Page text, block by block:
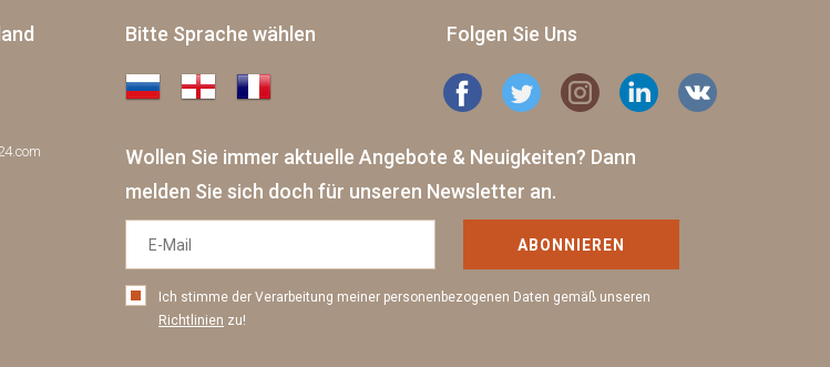
Bitte Sprache wählen Folgen Sie Uns
Wollen Sie immer aktuelle Angebote & Neuigkeiten? Dann
melden Sie sich doch für unseren Newsletter an.
ABONNIEREN
Ich stimme der Verarbeitung meiner personenbezogenen Daten gemäß unseren
Richtlinien zu!